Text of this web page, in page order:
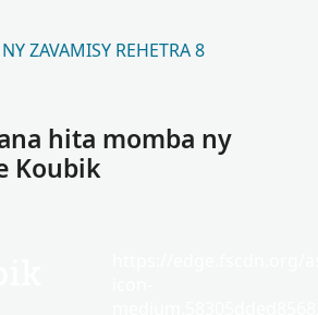
NY ZAVAMISY REHETRA 8
hita momba ny
Koubik